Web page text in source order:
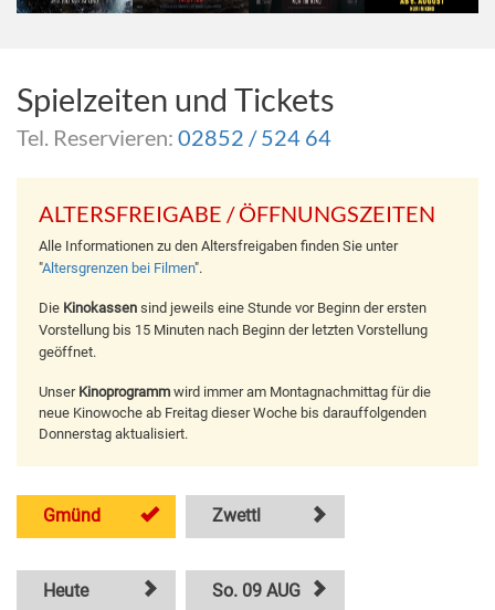
Spielzeiten und Tickets
Tel. Reservieren: 02852 / 524 64
ALTERSFREIGABE / ÖFFNUNGSZEITEN
Alle Informationen zu den Altersfreigaben finden Sie unter
"Altersgrenzen bei Filmen".
Die Kinokassen sind jeweils eine Stunde vor Beginn der ersten
Vorstellung bis 15 Minuten nach Beginn der letzten Vorstellung
geöffnet.
Unser Kinoprogramm wird immer am Montagnachmittag für die
neue Kinowoche ab Freitag dieser Woche bis darauffolgenden
Donnerstag aktualisiert.
Gmünd Zwettl
Heute So. 09 AUG